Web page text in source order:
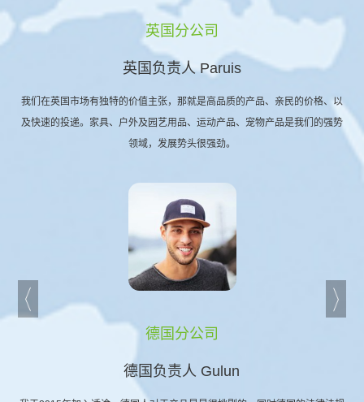
英国分公司
英国负责人 Paruis
我们在英国市场有独特的价值主张，那就是高品质的产品、亲民的价格、以
及快速的投递。家具、户外及园艺用品、运动产品、宠物产品是我们的强势
领域，发展势头很强劲。
德国分公司
德国负责人 Gulun